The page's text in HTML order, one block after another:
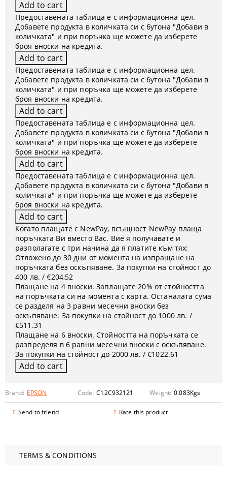
Brand: EPSON Code: C12C932121 Weight: 0.083Kgs
Send to friend Rate this product
Предоставената таблица е с информационна цел.
Добавете продукта в количката си с бутона "Добави в
количката" и при поръчка ще можете да изберете
броя вноски на кредита.
Предоставената таблица е с информационна цел.
Добавете продукта в количката си с бутона "Добави в
количката" и при поръчка ще можете да изберете
броя вноски на кредита.
Предоставената таблица е с информационна цел.
Добавете продукта в количката си с бутона "Добави в
количката" и при поръчка ще можете да изберете
броя вноски на кредита.
Предоставената таблица е с информационна цел.
Добавете продукта в количката си с бутона "Добави в
количката" и при поръчка ще можете да изберете
броя вноски на кредита.
Когато плащате с NewPay, всъщност NewPay плаща
поръчката Ви вместо Вас. Вие я получавате и
разполагате с три начина да я платите към тях:
Отложено до 30 дни от момента на изпращане на
поръчката без оскъпяване. За покупки на стойност до
400 лв. / €204,52
Плащане на 4 вноски. Заплащате 20% от стойността
на поръчката си на момента с карта. Останалата сума
се разделя на 3 равни месечни вноски без
оскъпяване. За покупки на стойност до 1000 лв. /
€511.31
Плащане на 6 вноски. Стойността на поръчката се
разпределя в 6 равни месечни вноски с оскъпяване.
За покупки на стойност до 2000 лв. / €1022.61
TERMS & CONDITIONS